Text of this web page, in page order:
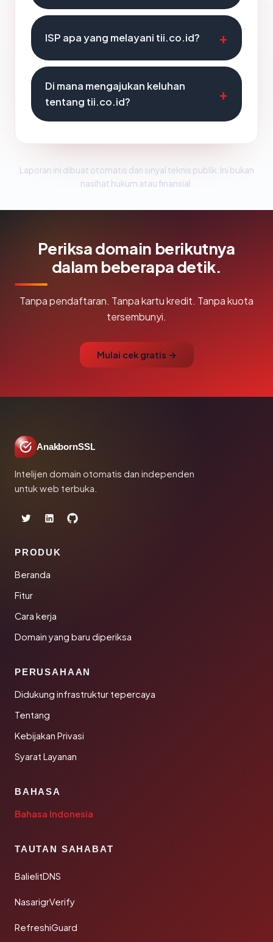
ISP apa yang melayani tii.co.id?
Di mana mengajukan keluhan
tentang tii.co.id?
Laporan ini dibuat otomatis dari sinyal teknis publik. Ini bukan
nasihat hukum atau finansial.
Periksa domain berikutnya
dalam beberapa detik.
Tanpa pendaftaran. Tanpa kartu kredit. Tanpa kuota
tersembunyi.
Mulai cek gratis →
AnakbornSSL
Intelijen domain otomatis dan independen
untuk web terbuka.
PRODUK
Beranda
Fitur
Cara kerja
Domain yang baru diperiksa
PERUSAHAAN
Didukung infrastruktur tepercaya
Tentang
Kebijakan Privasi
Syarat Layanan
BAHASA
Bahasa Indonesia
TAUTAN SAHABAT
BalielitDNS
NasarigrVerify
RefreshiGuard